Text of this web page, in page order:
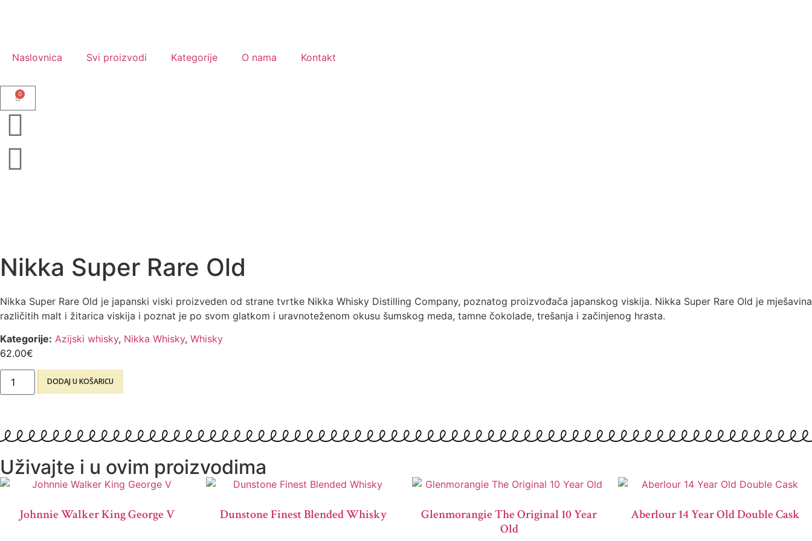
Naslovnica Svi proizvodi Kategorije O nama Kontakt
0
Nikka Super Rare Old
Nikka Super Rare Old je japanski viski proizveden od strane tvrtke Nikka Whisky Distilling Company, poznatog proizvođača japanskog viskija. Nikka Super Rare Old je mješavina
različitih malt i žitarica viskija i poznat je po svom glatkom i uravnoteženom okusu šumskog meda, tamne čokolade, trešanja i začinjenog hrasta.
Kategorije: Azijski whisky, Nikka Whisky, Whisky
62.00€
DODAJ U KOŠARICU
Uživajte i u ovim proizvodima
Johnnie Walker King George V Dunstone Finest Blended Whisky
Glenmorangie The Original 10 Year
Old
Aberlour 14 Year Old Double Cask